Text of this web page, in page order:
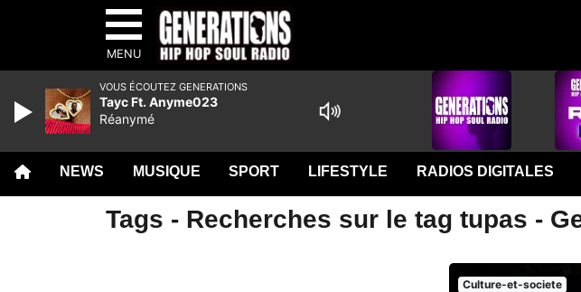
MENU
NEWS MUSIQUE SPORT LIFESTYLE RADIOS DIGITALES
Tags - Recherches sur le tag tupas -
Culture-et-societe
VOUS ÉCOUTEZ GENERATIONS
Tayc Ft. Anyme023
Réanymé